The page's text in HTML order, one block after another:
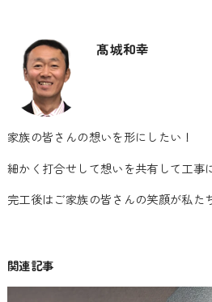
髙城和幸
家族の皆さんの想いを形にしたい！
細かく打合せして想いを共有して工事
完工後はご家族の皆さんの笑顔が私た
関連記事